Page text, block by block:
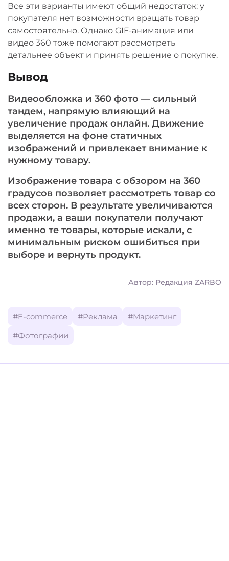
Все эти варианты имеют общий недостаток: у
покупателя нет возможности вращать товар
самостоятельно. Однако GIF-анимация или
видео 360 тоже помогают рассмотреть
детальнее объект и принять решение о покупке.
Вывод
Видеообложка и 360 фото — сильный
тандем, напрямую влияющий на
увеличение продаж онлайн. Движение
выделяется на фоне статичных
изображений и привлекает внимание к
нужному товару.
Изображение товара с обзором на 360
градусов позволяет рассмотреть товар со
всех сторон. В результате увеличиваются
продажи, а ваши покупатели получают
именно те товары, которые искали, с
минимальным риском ошибиться при
выборе и вернуть продукт.
Автор: Редакция ZARBO
#E-commerce #Реклама
#Маркетинг
#Фотографии